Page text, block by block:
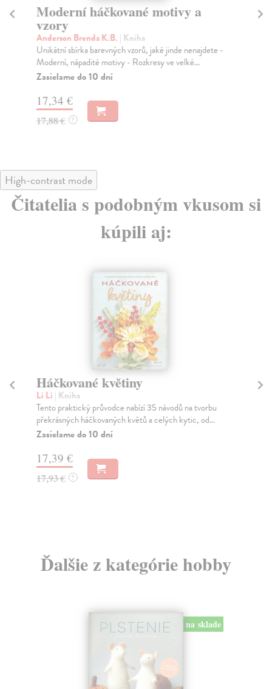
Moderní háčkované motivy a
vzory
Anderson Brenda K.B. | Kniha
Unikátní sbírka barevných vzorů, jaké jinde nenajdete -
Moderní, nápadité motivy - Rozkresy ve velké...
Zasielame do 10 dní
17,34 €
17,88 € ?
High-contrast mode
Čitatelia s podobným vkusom si
kúpili aj:
Háčkované květiny
Li Li | Kniha
Tento praktický průvodce nabízí 35 návodů na tvorbu
překrásných háčkovaných květů a celých kytic, od...
Zasielame do 10 dní
17,39 €
17,93 € ?
Ďalšie z kategórie hobby
na sklade